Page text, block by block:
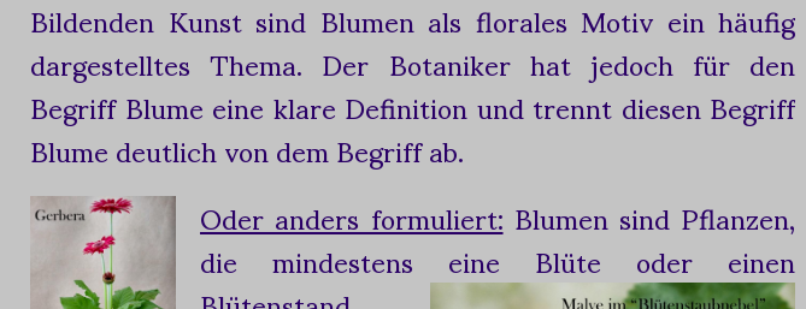
Bildenden Kunst sind Blumen als florales Motiv ein häufig
dargestelltes Thema. Der Botaniker hat jedoch für den
Begriff Blume eine klare Definition und trennt diesen Begriff
Blume deutlich von dem Begriff ab.
Oder anders formuliert:Blumen sind Pflanzen,
die mindestens eine Blüte oder einen